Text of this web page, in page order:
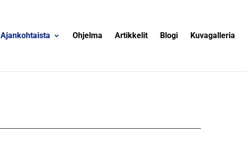
Ajankohtaista Ohjelma Artikkelit Blogi Kuvagalleria